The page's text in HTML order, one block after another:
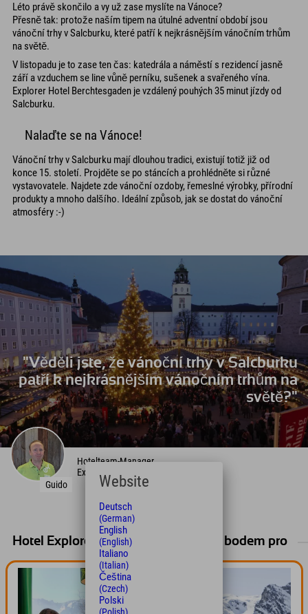
Léto právě skončilo a vy už zase myslíte na Vánoce?
Přesně tak: protože naším tipem na útulné adventní období jsou
vánoční trhy v Salcburku, které patří k nejkrásnějším vánočním trhům
na světě.
V listopadu je to zase ten čas: katedrála a náměstí s rezidencí jasně
září a vzduchem se line vůně perníku, sušenek a svařeného vína.
Explorer Hotel Berchtesgaden je vzdálený pouhých 35 minut jízdy od
Salcburku.
Nalaďte se na Vánoce!
Vánoční trhy v Salcburku mají dlouhou tradici, existují totiž již od
konce 15. století. Projděte se po stáncích a prohlédněte si různé
vystavovatele. Najdete zde vánoční ozdoby, řemeslné výrobky, přírodní
produkty a mnoho dalšího. Ideální způsob, jak se dostat do vánoční
atmosféry :-)
"Věděli jste, že vánoční trhy v Salcburku
patří k nejkrásnějším vánočním trhům na
světě?"
Guido
Hotelteam-Manager
Explorer Hotel Berchtesgaden
Hotel Explorer je ideálním výchozím bodem pro
Website
Deutsch
(German)
English
(English)
Italiano
(Italian)
Čeština
(Czech)
Polski